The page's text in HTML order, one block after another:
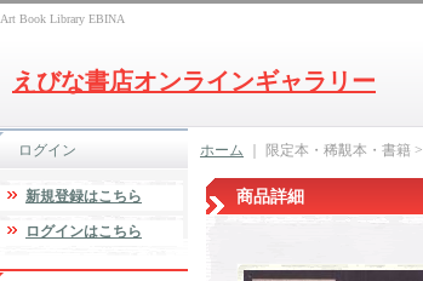
Art Book Library EBINA
えびな書店オンラインギャラリー
ログイン
新規登録はこちら
ログインはこちら
ホーム ｜ 限定本・稀覯本・書籍 >
商品詳細